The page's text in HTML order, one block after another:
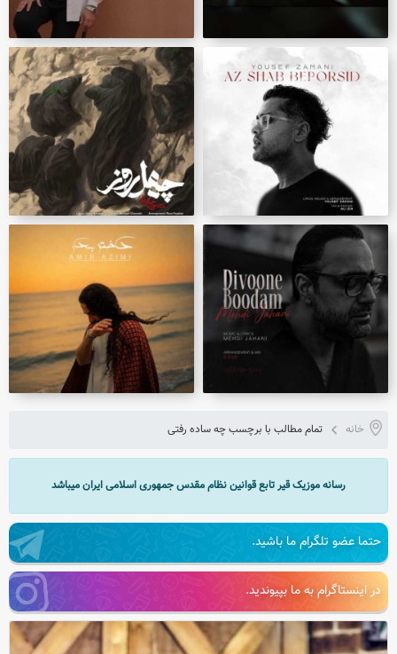
خانه تمام مطالب با برچسب چه ساده رفتی
رسانه موزیک قیر تابع قوانین نظام مقدس جمهوری اسلامی ایران میباشد
حتما عضو تلگرام ما باشید.
در اینستاگرام به ما بپیوندید.